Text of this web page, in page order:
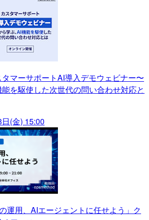
タマーサポートAI導入デモウェビナー〜
を駆使した次世代の問い合わせ対応と
(金) 15:00
運用、AIエージェントに任せよう」ク